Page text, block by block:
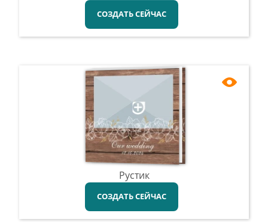
СОЗДАТЬ СЕЙЧАС
Рустик
СОЗДАТЬ СЕЙЧАС